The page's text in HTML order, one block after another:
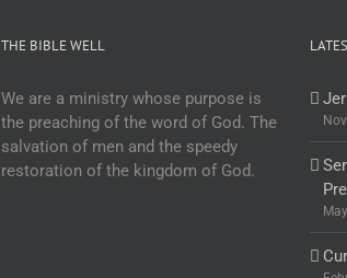
THE BIBLE WELL
We are a ministry whose purpose is
the preaching of the word of God. The
salvation of men and the speedy
restoration of the kingdom of God.